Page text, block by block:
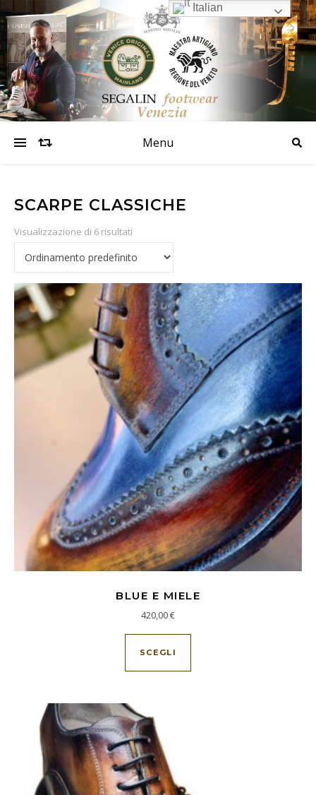
Menu
SCARPE CLASSICHE
Visualizzazione di 6 risultati
BLUE E MIELE
420,00€
SCEGLI
Questo prodotto ha più
Italian